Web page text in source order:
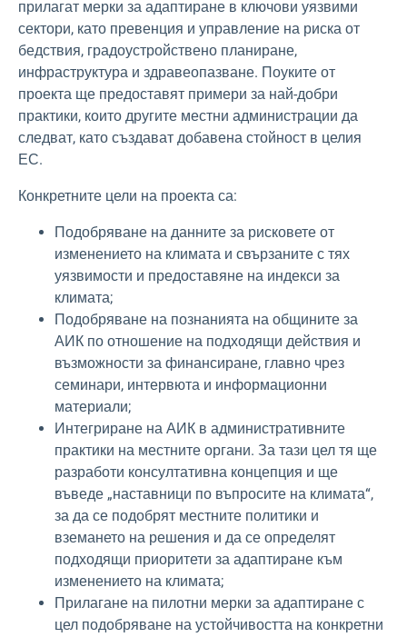
прилагат мерки за адаптиране в ключови уязвими
сектори, като превенция и управление на риска от
бедствия, градоустройствено планиране,
инфраструктура и здравеопазване. Поуките от
проекта ще предоставят примери за най-добри
практики, които другите местни администрации да
следват, като създават добавена стойност в целия
ЕС.
Конкретните цели на проекта са:
Подобряване на данните за рисковете от
изменението на климата и свързаните с тях
уязвимости и предоставяне на индекси за
климата;
Подобряване на познанията на общините за
АИК по отношение на подходящи действия и
възможности за финансиране, главно чрез
семинари, интервюта и информационни
материали;
Интегриране на АИК в административните
практики на местните органи. За тази цел тя ще
разработи консултативна концепция и ще
въведе „наставници по въпросите на климата“,
за да се подобрят местните политики и
вземането на решения и да се определят
подходящи приоритети за адаптиране към
изменението на климата;
Прилагане на пилотни мерки за адаптиране с
цел подобряване на устойчивостта на конкретни